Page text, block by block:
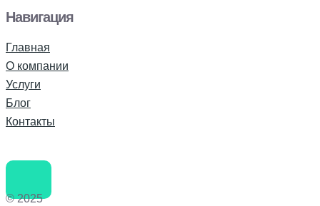
Навигация
Главная
О компании
Услуги
Блог
Контакты
© 2025